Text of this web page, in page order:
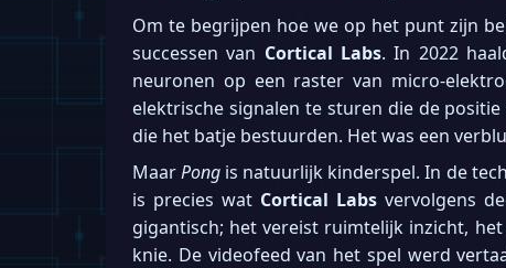
Om te begrijpen hoe we op het punt zijn
successen van Cortical Labs. In 2022
neuronen op een raster van micro-
elektrische signalen te sturen die de
die het batje bestuurden. Het was een
MaarPong is natuurlijk kinderspel. In de
is precies wat Cortical Labs vervolgens
gigantisch; het vereist ruimtelijk inzicht,
knie. De videofeed van het spel werd